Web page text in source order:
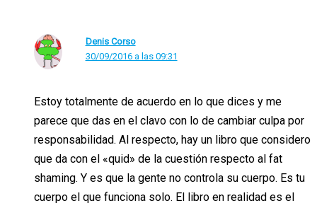
Denis Corso
30/09/2016 a las 09:31
Estoy totalmente de acuerdo en lo que dices y me
parece que das en el clavo con lo de cambiar culpa por
responsabilidad. Al respecto, hay un libro que considero
que da con el «quid» de la cuestión respecto al fat
shaming. Y es que la gente no controla su cuerpo. Es tu
cuerpo el que funciona solo. El libro en realidad es el